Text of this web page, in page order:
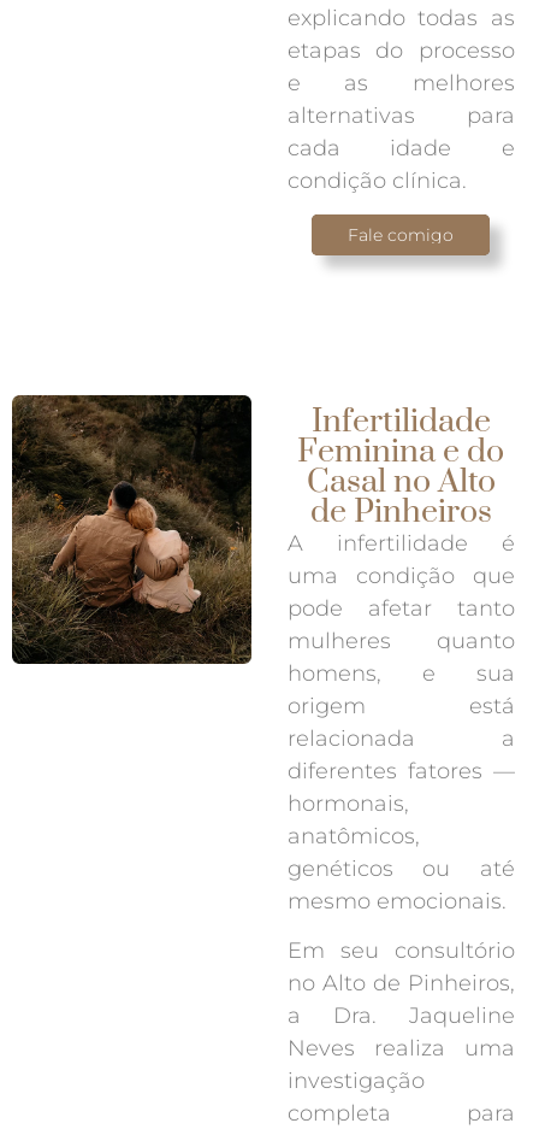
explicando todas as
etapas do processo
e as melhores
alternativas para
cada idade e
condição clínica.
Fale comigo
Infertilidade
Feminina e do
Casal no Alto
de Pinheiros
A infertilidade é
uma condição que
pode afetar tanto
mulheres quanto
homens, e sua
origem está
relacionada a
diferentes fatores —
hormonais,
anatômicos,
genéticos ou até
mesmo emocionais.
Em seu consultório
no Alto de Pinheiros,
a Dra. Jaqueline
Neves realiza uma
investigação
completa para